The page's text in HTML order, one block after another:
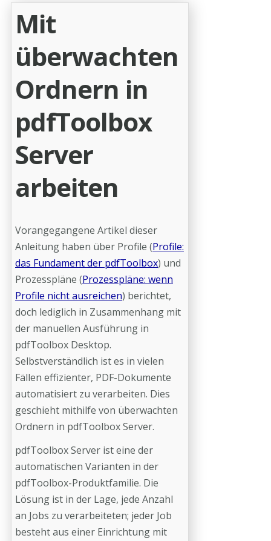
Mit
überwachten
Ordnern in
pdfToolbox
Server
arbeiten
Vorangegangene Artikel dieser
Anleitung haben über Profile (Profile:
das Fundament der pdfToolbox) und
Prozesspläne (Prozesspläne: wenn
Profile nicht ausreichen) berichtet,
doch lediglich in Zusammenhang mit
der manuellen Ausführung in
pdfToolbox Desktop.
Selbstverständlich ist es in vielen
Fällen effizienter, PDF-Dokumente
automatisiert zu verarbeiten. Dies
geschieht mithilfe von überwachten
Ordnern in pdfToolbox Server.
pdfToolbox Server ist eine der
automatischen Varianten in der
pdfToolbox-Produktfamilie. Die
Lösung ist in der Lage, jede Anzahl
an Jobs zu verarbeiteten; jeder Job
besteht aus einer Einrichtung mit